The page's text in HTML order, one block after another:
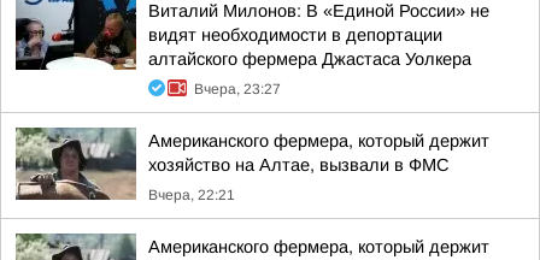
Виталий Милонов: В «Единой России» не
видят необходимости в депортации
алтайского фермера Джастаса Уолкера
Вчера, 23:27
Американского фермера, который держит
хозяйство на Алтае, вызвали в ФМС
Вчера, 22:21
Американского фермера, который держит